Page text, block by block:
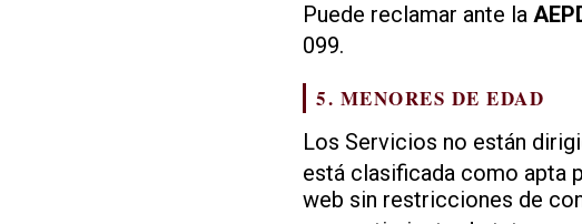
Puede reclamar ante la
099.
5. MENORES DE EDAD
Los Servicios no están
está clasificada como apta
web sin restricciones de